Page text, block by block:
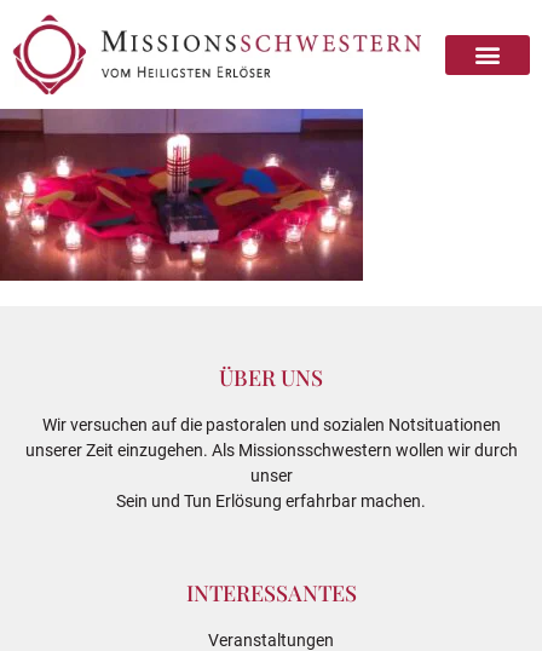
ÜBER UNS
Wir versuchen auf die pastoralen und sozialen Notsituationen
unserer Zeit einzugehen. Als Missionsschwestern wollen wir durch
unser
Sein und Tun Erlösung erfahrbar machen.
INTERESSANTES
Veranstaltungen